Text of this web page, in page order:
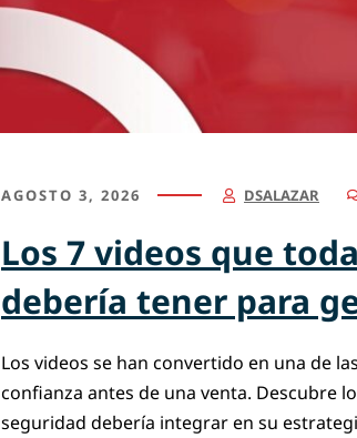
AGOSTO 3, 2026 DSALAZAR
Los 7 videos que
debería tener para
Los videos se han convertido en una de
confianza antes de una venta. Descubre
seguridad debería integrar en su